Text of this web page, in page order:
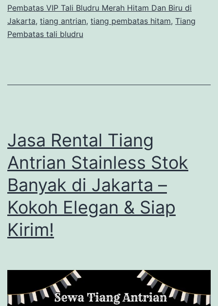
Pembatas VIP Tali Bludru Merah Hitam Dan Biru di
Jakarta, tiang antrian, tiang pembatas hitam, Tiang
Pembatas tali bludru
Jasa Rental Tiang
Antrian Stainless Stok
Banyak di Jakarta –
Kokoh Elegan & Siap
Kirim!